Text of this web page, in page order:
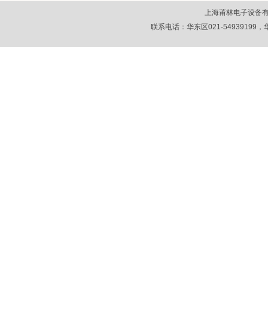
上海莆林电子设
联系电话：华东区021-54939199